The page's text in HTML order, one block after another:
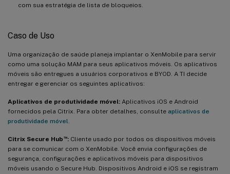
com sua estratégia de lista de bloqueios.
Caso de Uso
Uma organização de saúde planeja implantar o XenMobile para servir
como uma solução MAM para seus aplicativos móveis. Os aplicativos
móveis são entregues a usuários corporativos e BYOD. A TI decide
entregar e gerenciar os seguintes aplicativos:
Aplicativos de produtividade móvel: Aplicativos iOS e Android
fornecidos pela Citrix. Para obter detalhes, consulte aplicativos de
produtividade móvel
Citrix Secure Hub ™:Cliente usado por todos os dispositivos móveis
para se comunicar com o XenMobile. Você envia configurações de
segurança, configurações e aplicativos móveis para dispositivos
móveis usando o Secure Hub. Dispositivos Android e iOS se registram